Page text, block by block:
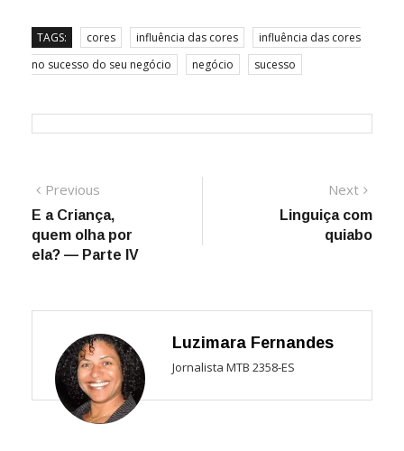
TAGS: cores influência das cores
influência das cores
no sucesso do seu negócio
negócio sucesso
Navegação
de
Post
Previous
post:
E a Criança,
quem olha por
ela? — Parte IV
Next
post:
Linguiça com
quiabo
Luzimara Fernandes
Jornalista MTB 2358-ES